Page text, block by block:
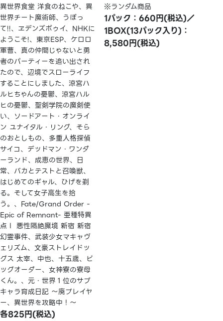
異世界食堂 洋食のねこや、異
世界チート魔術師、うぽっ
て!!、ヱデンズボゥイ、NHKに
ようこそ!、東京ESP、ケロロ
軍曹、真の仲間じゃないと勇
者のパーティーを追い出され
たので、辺境でスローライフ
することにしました、涼宮ハ
ルヒちゃんの憂鬱、涼宮ハル
ヒの憂鬱、聖剣学院の魔剣使
い、ソードアート・オンライ
ン ユナイタル・リング、そら
のおとしもの、多重人格探偵
サイコ、デッドマン・ワンダ
ーランド、成恵の世界、日
常、バカとテストと召喚獣、
はじめてのギャル、ひげを剃
る。そして女子高生を拾
う。、Fate/Grand Order -
Epic of Remnant- 亜種特異
点Ⅰ 悪性隔絶魔境 新宿 新宿
幻霊事件、武装少女マキャヴ
ェリズム、文豪ストレイドッ
グス 太宰、中也、十五歳、ビ
ッグオーダー、女神寮の寮母
くん。、元・世界１位のサブ
キャラ育成日記 ～廃プレイヤ
ー、異世界を攻略中！～
各825円(税込)
※ランダム商品
1パック：660円(税込)／
1BOX(13パック入り)：
8,580円(税込)